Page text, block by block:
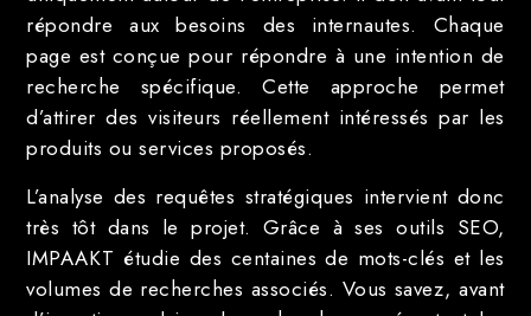
répondre aux besoins des internautes. Chaque
page est conçue pour répondre à une intention de
recherche spécifique. Cette approche permet
d’attirer des visiteurs réellement intéressés par les
produits ou services proposés.
L’analyse des requêtes stratégiques intervient donc
très tôt dans le projet. Grâce à ses outils SEO,
IMPAAKT étudie des centaines de mots-clés et les
volumes de recherches associés. Vous savez, avant